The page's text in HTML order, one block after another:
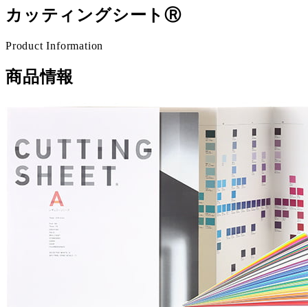
カッティングシートⓇ
Product Information
商品情報